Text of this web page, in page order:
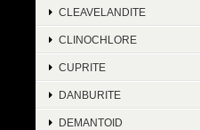
CLEAVELANDITE
CLINOCHLORE
CUPRITE
DANBURITE
DEMANTOID